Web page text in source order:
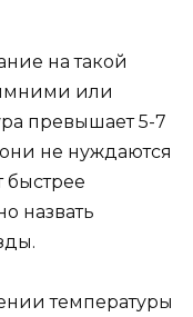
на такой
или
превышает 5-7
не нуждаются
быстрее
назвать
температуры